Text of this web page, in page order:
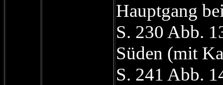
Hauptgang
S. 230 Abb.
Süden (mit
S. 241 Abb.